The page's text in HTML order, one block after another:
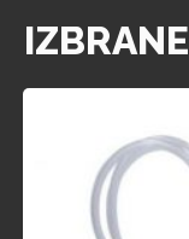
IZBRANE